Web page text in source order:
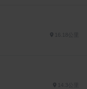
14.3公里